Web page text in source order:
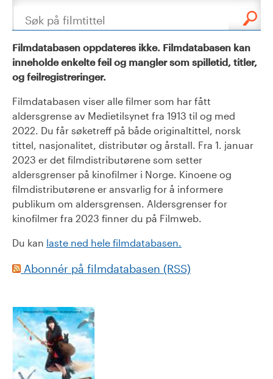
Søk
Filmdatabasen oppdateres ikke. Filmdatabasen kan
inneholde enkelte feil og mangler som spilletid, titler,
og feilregistreringer.
Filmdatabasen viser alle filmer som har fått
aldersgrense av Medietilsynet fra 1913 til og med
2022. Du får søketreff på både originaltittel, norsk
tittel, nasjonalitet, distributør og årstall. Fra 1. januar
2023 er det filmdistributørene som setter
aldersgrenser på kinofilmer i Norge. Kinoene og
filmdistributørene er ansvarlig for å informere
publikum om aldersgrensen. Aldersgrenser for
kinofilmer fra 2023 finner du på Filmweb.
Du kan laste ned hele filmdatabasen.
Abonnér på filmdatabasen (RSS)